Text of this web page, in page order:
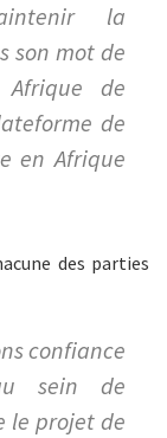
la
son mot de
de
de
en Afrique
des parties
confiance
sein de
le projet de